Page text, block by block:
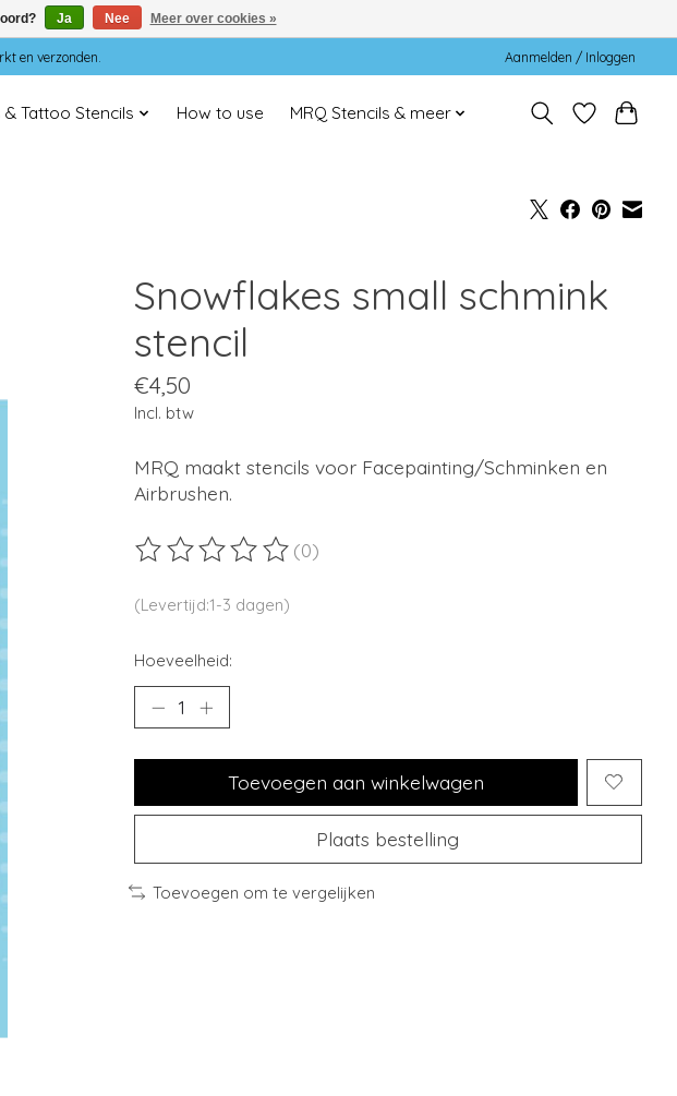
en verzonden. Aanmelden / Inloggen
& Tattoo Stencils How to use MRQ Stencils & meer
Snowflakes small schmink
stencil
€4,50
Incl. btw
MRQ maakt stencils voor Facepainting/Schminken en
Airbrushen.
De beoordeling van dit product is
(0)
(Levertijd:1-3 dagen)
Hoeveelheid:
Toevoegen aan winkelwagen
Plaats bestelling
Toevoegen om te vergelijken
Ja Nee Meer over cookies »